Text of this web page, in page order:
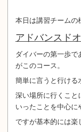
本日は講習チームの
アドバンスド
ダイバーの第一歩
がこのコース。
簡単に言うと行ける
深い場所に行くこと
いったことを中心に
ですが基本的には楽